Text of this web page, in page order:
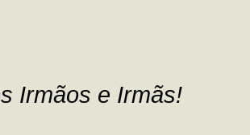
Irmãos e Irmãs!